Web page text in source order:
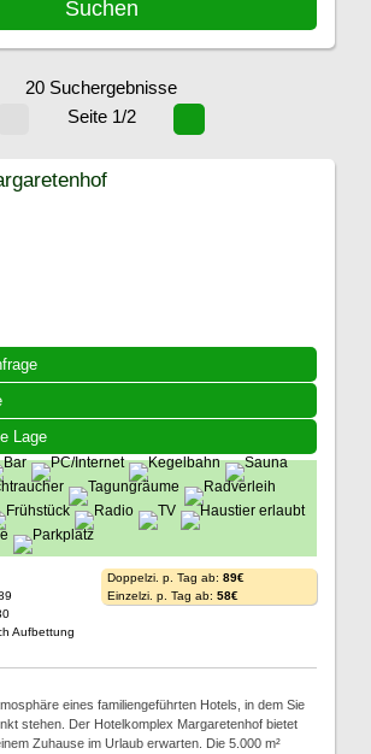
20 Suchergebnisse
Seite 1/2
Lage
Aufbettung
Doppelzi. p. Tag ab: 89€
Einzelzi. p. Tag ab: 58€
eines familiengeführten Hotels, in dem Sie
stehen. Der Hotelkomplex Margaretenhof bietet
Zuhause im Urlaub erwarten. Die 5.000 m²